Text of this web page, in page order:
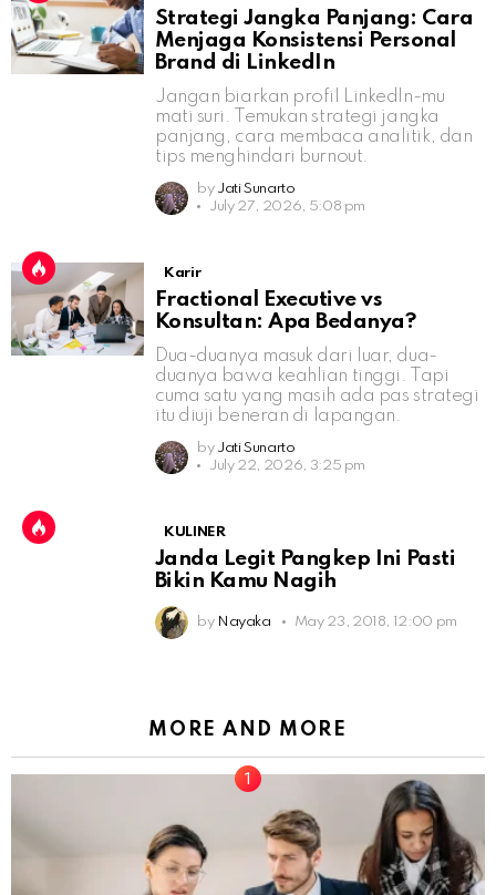
Strategi Jangka Panjang: Cara
Menjaga Konsistensi Personal
Brand di LinkedIn
Jangan biarkan profil LinkedIn-mu
mati suri. Temukan strategi jangka
panjang, cara membaca analitik, dan
tips menghindari burnout.
by Jati Sunarto
July 27, 2026, 5:08 pm
Karir
Fractional Executive vs
Konsultan: Apa Bedanya?
Dua-duanya masuk dari luar, dua-
duanya bawa keahlian tinggi. Tapi
cuma satu yang masih ada pas strategi
itu diuji beneran di lapangan.
by Jati Sunarto
July 22, 2026, 3:25 pm
KULINER
Janda Legit Pangkep Ini Pasti
Bikin Kamu Nagih
by Nayaka May 23, 2018, 12:00 pm
MORE AND MORE